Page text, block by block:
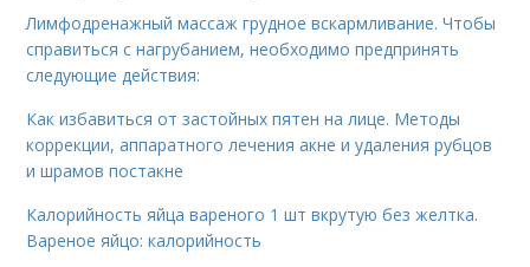
Лимфодренажный массаж грудное вскармливание. Чтобы
справиться с нагрубанием, необходимо предпринять
следующие действия:
Как избавиться от застойных пятен на лице. Методы
коррекции, аппаратного лечения акне и удаления рубцов
и шрамов постакне
Калорийность яйца вареного 1 шт вкрутую без желтка.
Вареное яйцо: калорийность